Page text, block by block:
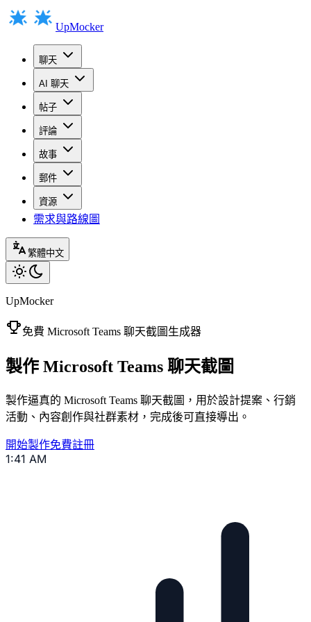
UpMocker
聊天
AI 聊天
帖子
評論
故事
郵件
資源
需求與路線圖
繁體中文
UpMocker
免費 Microsoft Teams 聊天截圖生成器
製作 Microsoft Teams 聊天截圖
製作逼真的 Microsoft Teams 聊天截圖，用於設計提案、行銷
活動、內容創作與社群素材，完成後可直接導出。
開始製作免費註冊
1:41 AM